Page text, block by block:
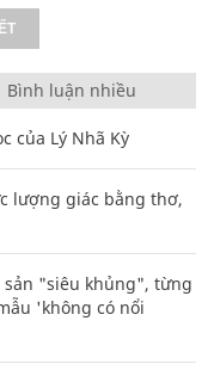
Bình luận nhiều
của Lý Nhã Kỳ
lượng giác bằng thơ,
sản "siêu khủng", từng
'không có nổi